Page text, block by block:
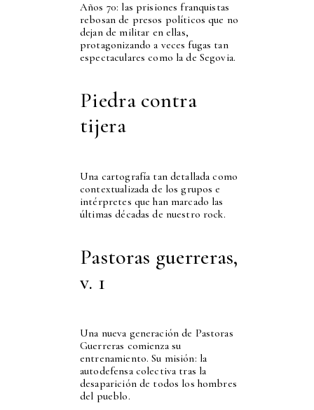
Años 70: las prisiones franquistas
rebosan de presos políticos que no
dejan de militar en ellas,
protagonizando a veces fugas tan
espectaculares como la de Segovia.
Piedra contra
tijera
Una cartografía tan detallada como
contextualizada de los grupos e
intérpretes que han marcado las
últimas décadas de nuestro rock.
Pastoras guerreras,
v. 1
Una nueva generación de Pastoras
Guerreras comienza su
entrenamiento. Su misión: la
autodefensa colectiva tras la
desaparición de todos los hombres
del pueblo.